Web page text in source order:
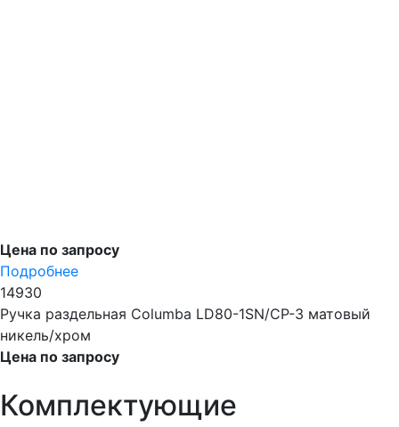
Цена по запросу
Подробнее
14930
Ручка раздельная Columba LD80-1SN/CP-3 матовый
никель/хром
Цена по запросу
Комплектующие